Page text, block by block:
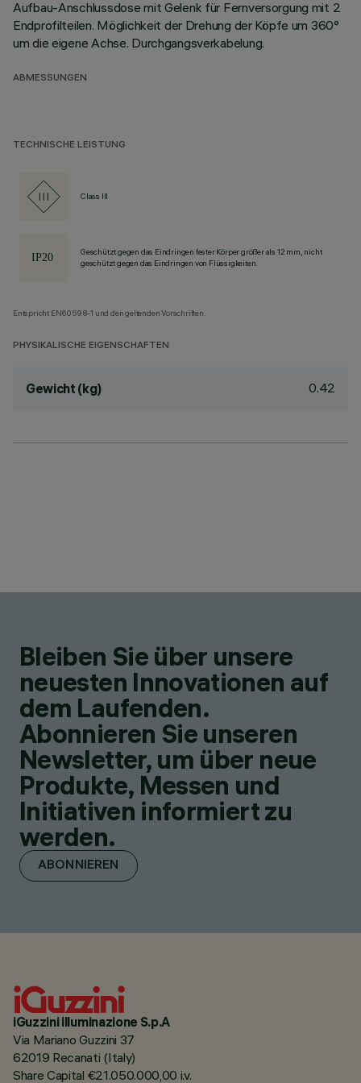
Aufbau-Anschlussdose mit Gelenk für Fernversorgung mit 2
Endprofilteilen. Möglichkeit der Drehung der Köpfe um 360°
um die eigene Achse. Durchgangsverkabelung.
ABMESSUNGEN
TECHNISCHE LEISTUNG
Class III
Geschützt gegen das Eindringen fester Körper größer als 12 mm, nicht
geschützt gegen das Eindringen von Flüssigkeiten.
Entspricht EN60598-1 und den geltenden Vorschriften.
PHYSIKALISCHE EIGENSCHAFTEN
Gewicht (kg) 0.42
Bleiben Sie über unsere
neuesten Innovationen auf
dem Laufenden.
Abonnieren Sie unseren
Newsletter, um über neue
Produkte, Messen und
Initiativen informiert zu
werden.
ABONNIEREN
iGuzzini illuminazione S.p.A
Via Mariano Guzzini 37
62019 Recanati (Italy)
Share Capital €21.050.000,00 i.v.